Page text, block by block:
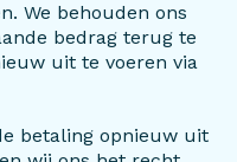
We behouden ons
bedrag terug te
uit te voeren via
betaling opnieuw uit